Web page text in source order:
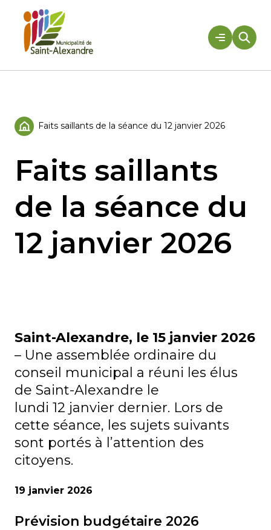
contenu
Accueil Faits saillants de la séance du 12 janvier 2026
Faits saillants
de la séance du
12 janvier 2026
Saint-Alexandre, le 15 janvier 2026
– Une assemblée ordinaire du
conseil municipal a réuni les élus
de Saint-Alexandre le
lundi 12 janvier dernier. Lors de
cette séance, les sujets suivants
sont portés à l’attention des
citoyens.
19 janvier 2026
Prévision budgétaire 2026